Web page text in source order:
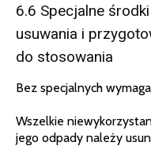
6.6 Specjalne
usuwania i
do stosowania
Bez specjalnych
Wszelkie
jego odpady należy